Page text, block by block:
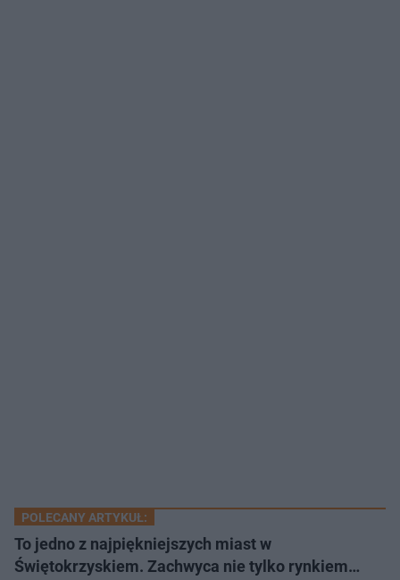
POLECANY ARTYKUŁ:
To jedno z najpiękniejszych miast w
Świętokrzyskiem. Zachwyca nie tylko rynkiem…